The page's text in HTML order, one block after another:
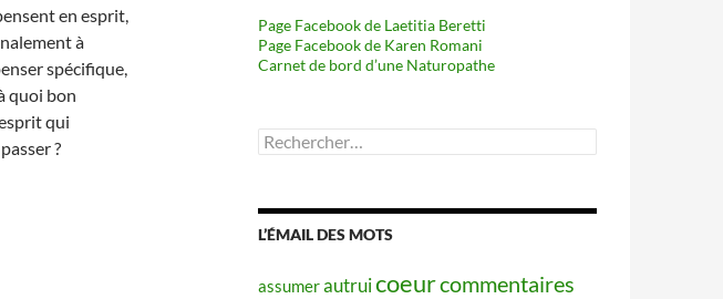
en esprit,
à
spécifique,
quoi bon
qui
?
Page Facebook de Laetitia Beretti
Page Facebook de Karen Romani
Carnet de bord d’une Naturopathe
Rechercher :
L’ÉMAIL DES MOTS
assumerautruicoeurcommentaires